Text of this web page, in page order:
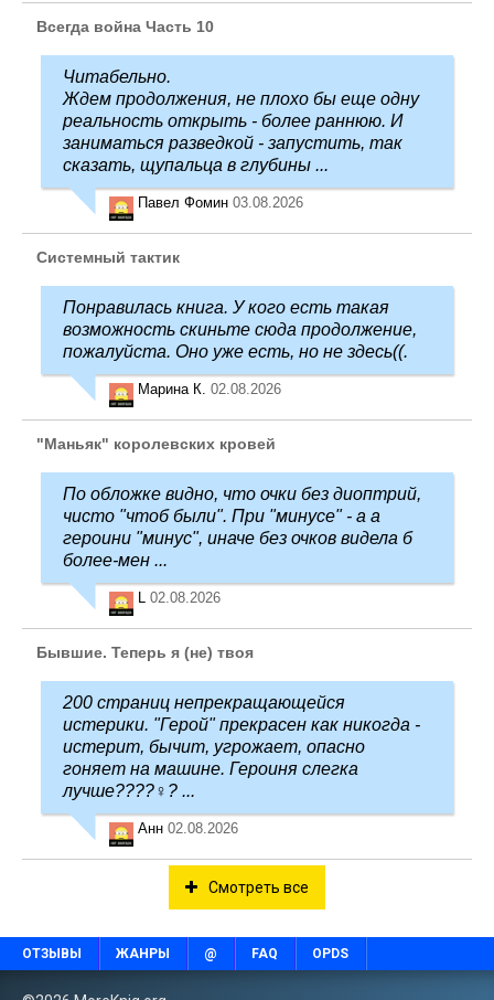
Всегда война Часть 10
Читабельно.
Ждем продолжения, не плохо бы еще одну
реальность открыть - более раннюю. И
заниматься разведкой - запустить, так
сказать, щупальца в глубины ...
Павел Фомин 03.08.2026
Системный тактик
Понравилась книга. У кого есть такая
возможность скиньте сюда продолжение,
пожалуйста. Оно уже есть, но не здесь((.
Марина К. 02.08.2026
"Маньяк" королевских кровей
По обложке видно, что очки без диоптрий,
чисто "чтоб были". При "минусе" - а а
героини "минус", иначе без очков видела б
более-мен ...
02.08.2026
Бывшие. Теперь я (не) твоя
200 страниц непрекращающейся
истерики. "Герой" прекрасен как никогда -
истерит, бычит, угрожает, опасно
гоняет на машине. Героиня слегка
лучше????‍♀️? ...
Анн 02.08.2026
Смотреть все
ОТЗЫВЫ ЖАНРЫ @ FAQ OPDS